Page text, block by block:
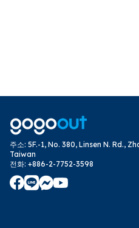
주소: 5F.-1, No. 380, Linsen N. Rd.,
Taiwan
전화: +886-2-7752-3598